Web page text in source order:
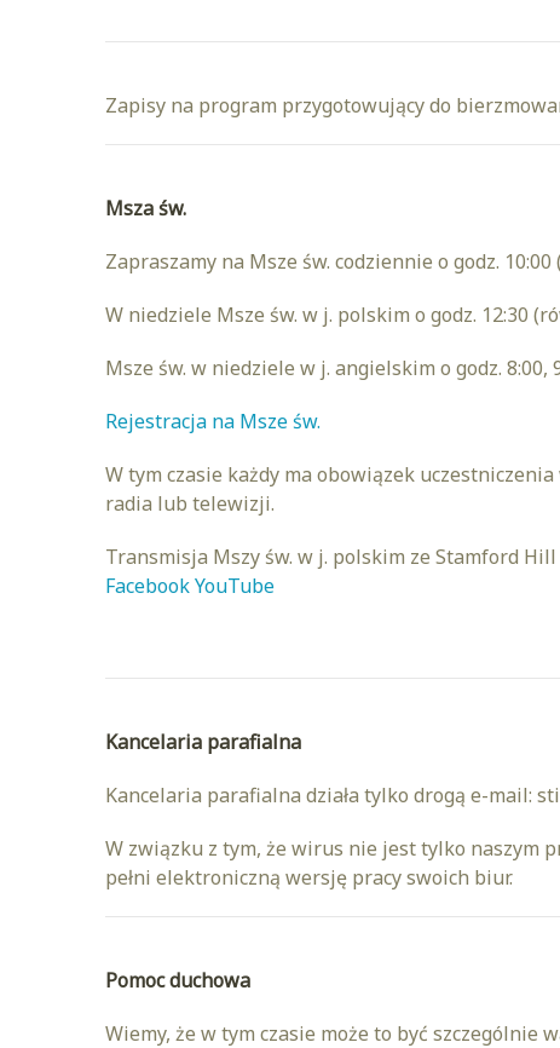
Zapisy na program przygotowujący do
Msza św.
Zapraszamy na Msze św. codziennie o godz. 10:00
W niedziele Msze św. w j. polskim o godz. 12:30
Msze św. w niedziele w j. angielskim o godz. 8:00,
Rejestracja na Msze św.
W tym czasie każdy ma obowiązek
radia lub telewizji.
Transmisja Mszy św. w j. polskim ze Stamford
FacebookYouTube
Kancelaria parafialna
Kancelaria parafialna działa tylko drogą e-mail:
W związku z tym, że wirus nie jest tylko naszym
pełni elektroniczną wersję pracy swoich biur.
Pomoc duchowa
Wiemy, że w tym czasie może to być szczególnie